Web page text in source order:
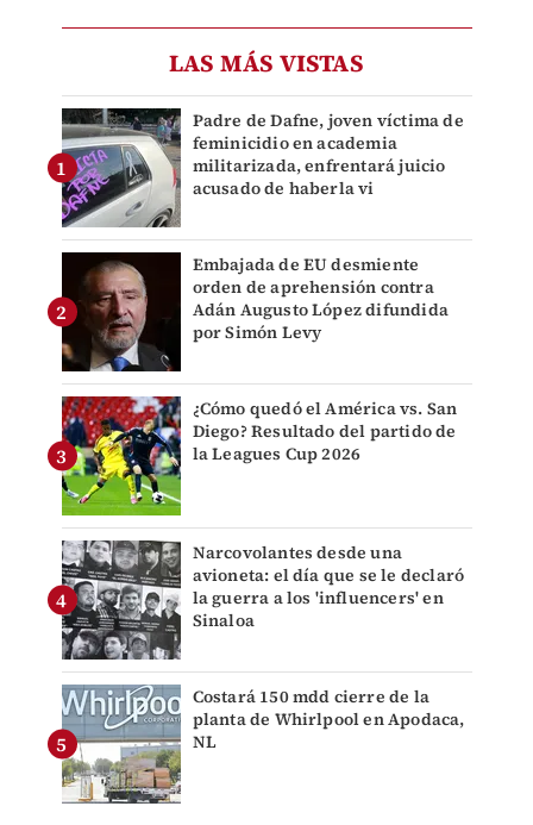
LAS MÁS VISTAS
Padre de Dafne, joven víctima de
feminicidio en academia
militarizada, enfrentará juicio
acusado de haberla vi
Embajada de EU desmiente
orden de aprehensión contra
Adán Augusto López difundida
por Simón Levy
¿Cómo quedó el América vs. San
Diego? Resultado del partido de
la Leagues Cup 2026
Narcovolantes desde una
avioneta: el día que se le declaró
la guerra a los 'influencers' en
Sinaloa
Costará 150 mdd cierre de la
planta de Whirlpool en Apodaca,
NL